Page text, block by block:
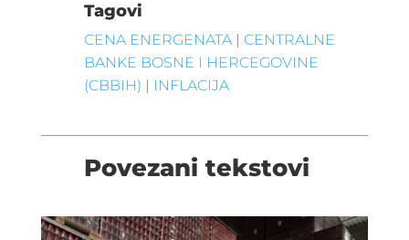
Tagovi
CENA ENERGENATA| CENTRALNE
BANKE BOSNE I HERCEGOVINE
(CBBIH)
INFLACIJA
Povezani tekstovi